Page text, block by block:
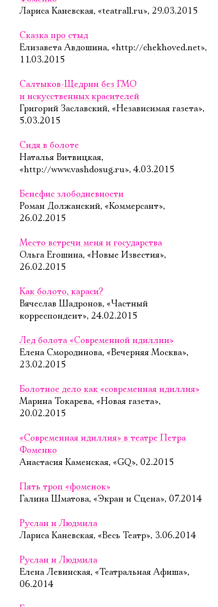
Лариса Каневская, «teatrall.ru», 29.03.2015
Сказка про стыд
Елизавета Авдошина, «http://chekhoved.net»,
11.03.2015
Салтыков-Щедрин без ГМО
и искусственных красителей
Григорий Заславский, «Независимая газета»,
5.03.2015
Сидя в болоте
Наталья Витвицкая,
«http://www.vashdosug.ru», 4.03.2015
Бенефис злободневности
Роман Должанский, «Коммерсант»,
26.02.2015
Место встречи меня и государства
Ольга Егошина, «Новые Известия»,
26.02.2015
Как болото, караси?
Вячеслав Шадронов, «Частный
корреспондент», 24.02.2015
Лед болота «Современной идиллии»
Елена Смородинова, «Вечерняя Москва»,
23.02.2015
Болотное дело как «современная идиллия»
Марина Токарева, «Новая газета»,
20.02.2015
«Современная идиллия» в театре Петра
Фоменко
Анастасия Каменская, «GQ», 02.2015
Пять троп «фоменок»
Галина Шматова, «Экран и Сцена», 07.2014
Руслан и Людмила
Лариса Каневская, «Весь Театр», 3.06.2014
Руслан и Людмила
Елена Левинская, «Театральная Афиша»,
06.2014